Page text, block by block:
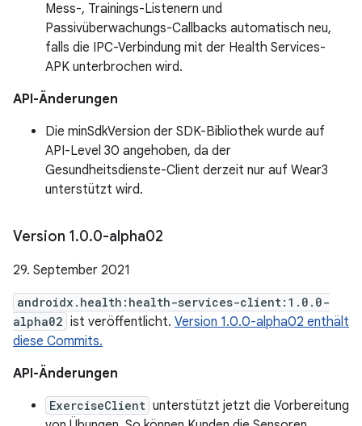
Mess-, Trainings-Listenern und
Passivüberwachungs-Callbacks automatisch neu,
falls die IPC-Verbindung mit der Health Services-
APK unterbrochen wird.
API-Änderungen
Die minSdkVersion der SDK-Bibliothek wurde auf
API-Level 30 angehoben, da der
Gesundheitsdienste-Client derzeit nur auf Wear3
unterstützt wird.
Version 1.0.0-alpha02
29. September 2021
androidx.health:health-services-client:1.0.0-
alpha02 ist veröffentlicht. Version 1.0.0-alpha02 enthält
diese Commits.
API-Änderungen
ExerciseClient unterstützt jetzt die Vorbereitung